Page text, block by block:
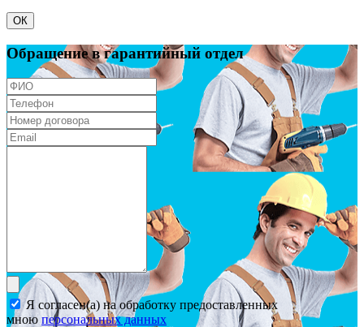
ОК
Обращение в гарантийный отдел
Я согласен(а) на обработку предоставленных
мною персональных данных